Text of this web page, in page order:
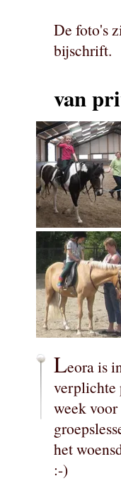
De foto's
bijschrift.
van
Leora is
verplichte
week voor
het
:-)